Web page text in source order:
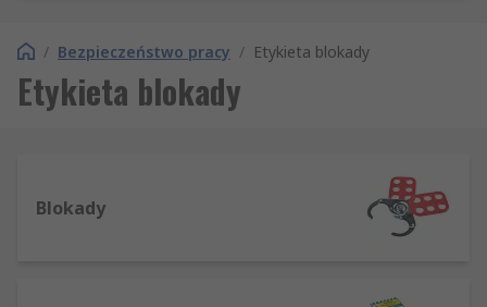
/ Bezpieczeństwo pracy / Etykieta blokady
Etykieta blokady
Blokady